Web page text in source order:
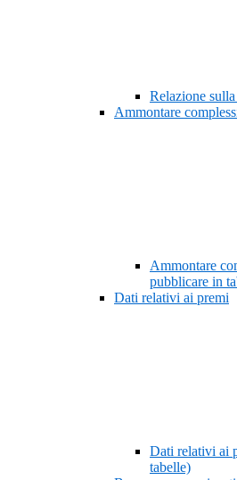
Relazione
Ammontare
Ammontare
pubblicare in
Dati relativi ai premi
Dati relativi ai
tabelle)